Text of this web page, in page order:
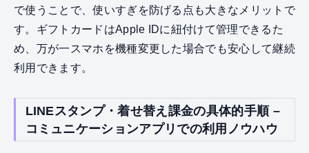
で使うことで、使いすぎを防げる点も大きなメリットで
す。ギフトカードはApple IDに紐付けて管理できるた
め、万が一スマホを機種変更した場合でも安心して継続
利用できます。
LINEスタンプ・着せ替え課金の具体的手順 –
コミュニケーションアプリでの利用ノウハウ